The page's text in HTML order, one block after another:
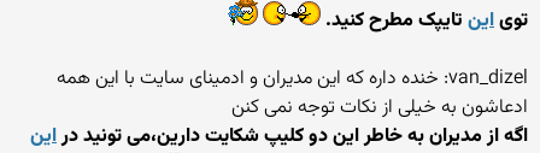
تویاین تایپک مطرح کنید.
van_dizel: خنده داره که این مدیران و ادمینای سایت با این همه
ادعاشون به خیلی از نکات توجه نمی کنن
اگه از مدیران به خاطر این دو کلیپ شکایت دارین،می تونید دراین